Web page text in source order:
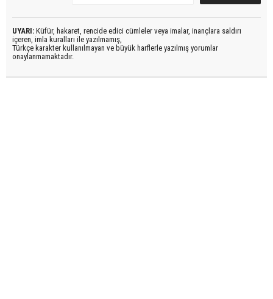
UYARI: Küfür, hakaret, rencide edici cümleler veya imalar, inançlara saldırı
içeren, imla kuralları ile yazılmamış,
Türkçe karakter kullanılmayan ve büyük harflerle yazılmış yorumlar
onaylanmamaktadır.